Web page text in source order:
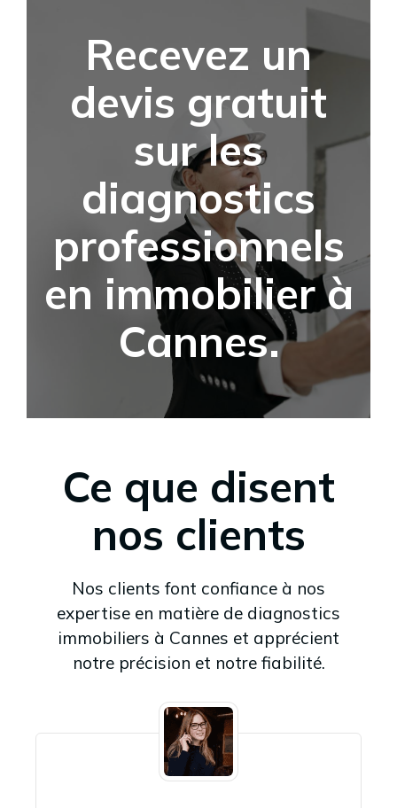
Recevez un
devis gratuit
sur les
diagnostics
professionnels
en immobilier à
Cannes.
Ce que disent
nos clients
Nos clients font confiance à nos
expertise en matière de diagnostics
immobiliers à Cannes et apprécient
notre précision et notre fiabilité.